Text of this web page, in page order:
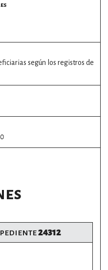
según los registros de
24312